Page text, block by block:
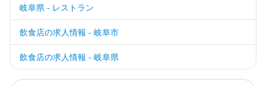
岐阜県 - レストラン
飲食店の求人情報 - 岐阜市
飲食店の求人情報 - 岐阜県